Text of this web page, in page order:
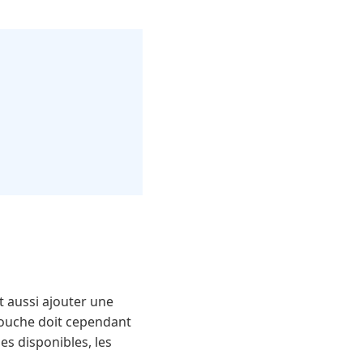
aussi ajouter une
doit cependant
disponibles, les